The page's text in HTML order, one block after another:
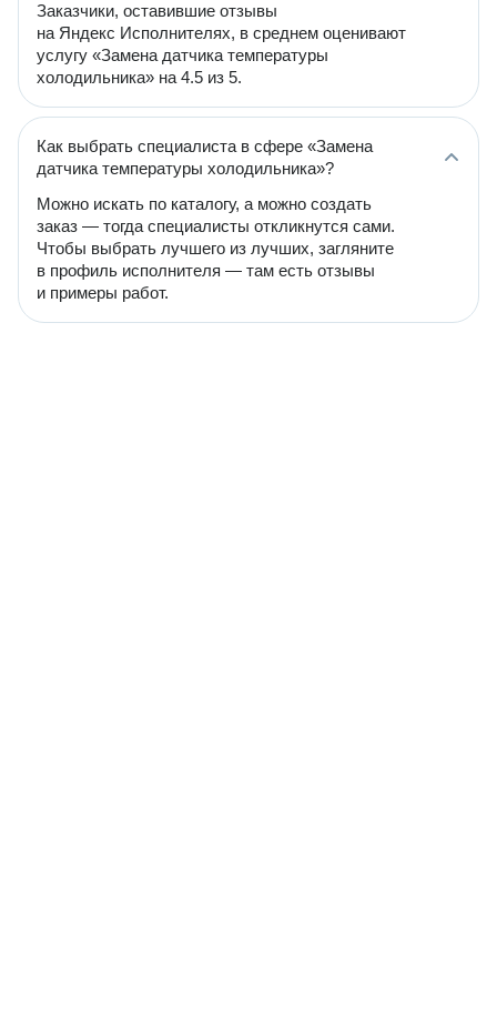
Заказчики, оставившие отзывы
на Яндекс Исполнителях, в среднем оценивают
услугу «Замена датчика температуры
холодильника» на 4.5 из 5.
Как выбрать специалиста в сфере «Замена
датчика температуры холодильника»?
Можно искать по каталогу, а можно создать
заказ — тогда специалисты откликнутся сами.
Чтобы выбрать лучшего из лучших, загляните
в профиль исполнителя — там есть отзывы
и примеры работ.